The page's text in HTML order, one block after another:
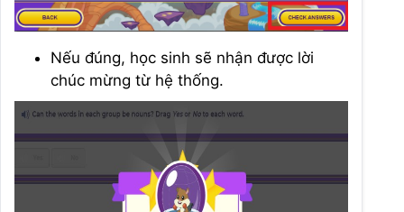
Nếu đúng, học sinh sẽ nhận được lời
chúc mừng từ hệ thống.